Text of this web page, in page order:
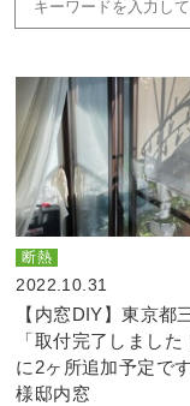
断熱
2022.10.31
【内窓DIY】東京都
「取付完了しました
に2ヶ所追加予定で
様邸内窓